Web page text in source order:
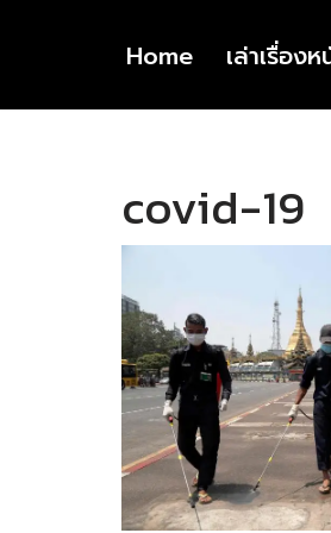
to
Home เล่าเรื่อง
covid-19